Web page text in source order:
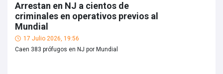
Arrestan en NJ a cientos de
criminales en operativos previos al
Mundial
17 Julio 2026, 19:56
Caen 383 prófugos en NJ por Mundial